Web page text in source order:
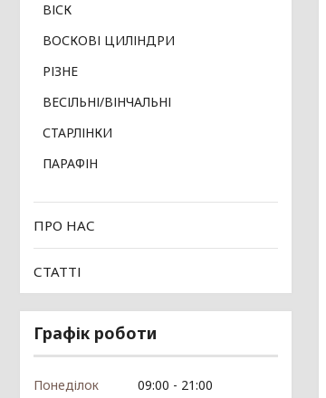
ВІСК
ВОСКОВІ ЦИЛІНДРИ
РІЗНЕ
ВЕСІЛЬНІ/ВІНЧАЛЬНІ
СТАРЛІНКИ
ПАРАФІН
ПРО НАС
СТАТТІ
Графік роботи
Понеділок 09:00
21:00